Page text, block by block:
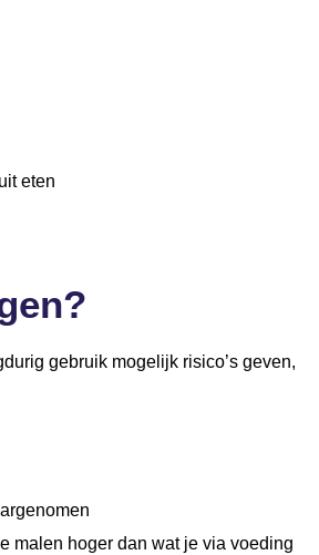
eten
gebruik mogelijk risico’s geven,
malen hoger dan wat je via voeding